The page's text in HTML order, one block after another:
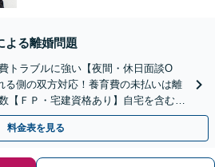
よる離婚問題
トラブルに強い【夜間・休日面談O
る側の双方対応！養育費の未払いは離
【ＦＰ・宅建資格あり】自宅を含む財
も相談可能
料金表を見る